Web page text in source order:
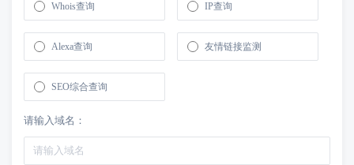
Whois查询 IP查询
Alexa查询 友情链接监测
SEO综合查询
请输入域名：